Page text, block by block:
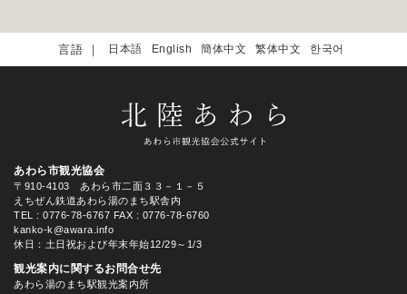
日本語 English 簡体中文 繁体中文 한국어
あわら市観光協会
〒910-4103 あわら市二面３３－１－５
えちぜん鉄道あわら湯のまち駅舎内
TEL
: 0776-78-6767 FAX : 0776-78-6760
kanko-k@awara.info
休日：土日祝および年末年始12/29～1/3
観光案内に関するお問合せ先
あわら湯のまち駅観光案内所